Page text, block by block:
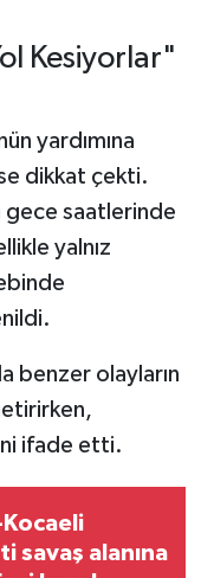
Kesiyorlar"
yardımına
dikkat çekti.
gece saatlerinde
yalnız
benzer olayların
ifade etti.
savaş alanına